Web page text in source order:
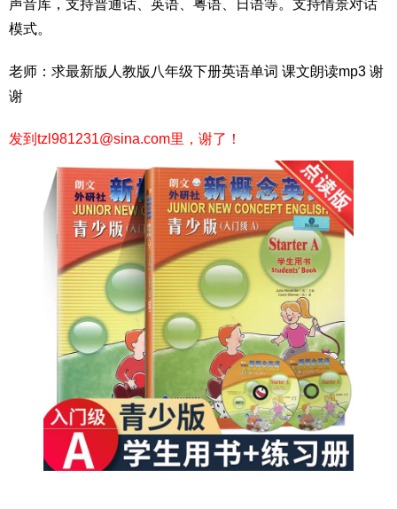
声音库，支持普通话、英语、粤语、日语等。支持情景对话
模式。
老师：求最新版人教版八年级下册英语单词 课文朗读mp3 谢
谢
发到tzl981231@sina.com里，谢了！